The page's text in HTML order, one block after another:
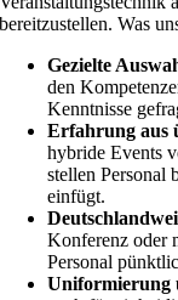
bereitzustellen. Was
Gezielte
den
Kenntnisse
Erfahrung aus
hybride Events
stellen Personal
einfügt.
Konferenz oder
Personal
Uniformierung